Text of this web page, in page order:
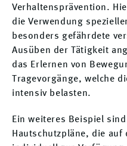
Verhaltensprävention.
die Verwendung
besonders gefährdete
Ausüben der Tätigkeit
das Erlernen von
Tragevorgänge, welche
intensiv belasten.
Ein weiteres Beispiel
Hautschutzpläne, die